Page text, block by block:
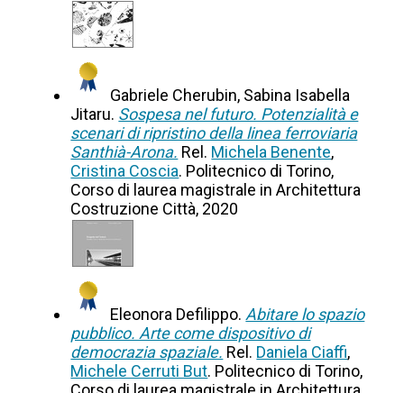
Gabriele Cherubin, Sabina Isabella
Jitaru. Sospesa nel futuro. Potenzialità e
scenari di ripristino della linea ferroviaria
Santhià-Arona. Rel. Michela Benente,
Cristina Coscia. Politecnico di Torino,
Corso di laurea magistrale in Architettura
Costruzione Città, 2020
Eleonora Defilippo. Abitare lo spazio
pubblico. Arte come dispositivo di
democrazia spaziale. Rel. Daniela Ciaffi,
Michele Cerruti But. Politecnico di Torino,